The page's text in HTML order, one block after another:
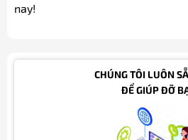
nay!
CHÚNG TÔI LUÔN
ĐỂ GIÚP ĐỠ